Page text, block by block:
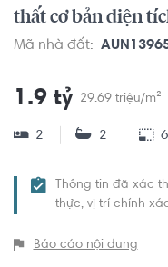
thất cơ bản diện
Mã nhà đất:
1.9 tỷ 29.69 triệu/m²
2 2
Thông tin đã xác
thực, vị trí chính
Báo cáo nội dung